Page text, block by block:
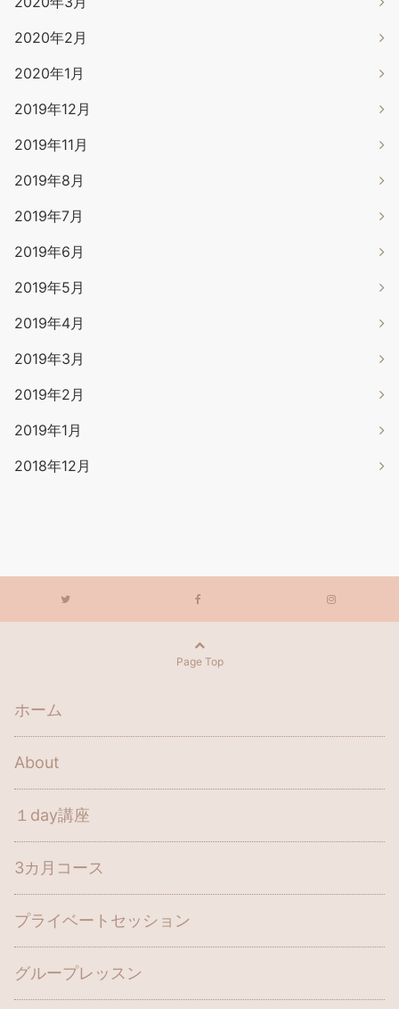
2020年2月
2020年1月
2019年12月
2019年11月
2019年8月
2019年7月
2019年6月
2019年5月
2019年4月
2019年3月
2019年2月
2019年1月
2018年12月
Page Top
ホーム
About
１day講座
3カ月コース
プライベートセッション
グループレッスン